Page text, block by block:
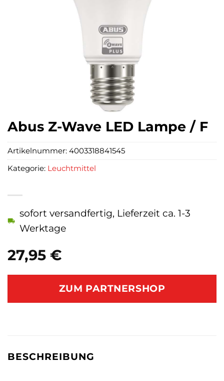
Abus Z-Wave LED Lampe / F
27,95 €
sofort versandfertig, Lieferzeit ca. 1-3
Werktage
ZUM PARTNERSHOP
Artikelnummer: 4003318841545
Kategorie: Leuchtmittel
BESCHREIBUNG